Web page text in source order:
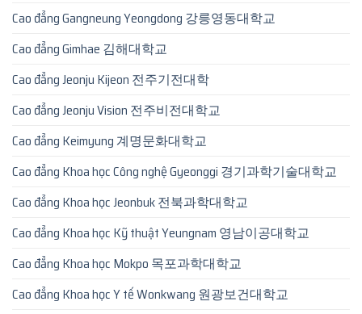
Cao đẳng Gangneung Yeongdong 강릉영동대학교
Cao đẳng Gimhae 김해대학교
Cao đẳng Jeonju Kijeon 전주기전대학
Cao đẳng Jeonju Vision 전주비전대학교
Cao đẳng Keimyung 계명문화대학교
Cao đẳng Khoa học Công nghệ Gyeonggi 경기과학기술대학교
Cao đẳng Khoa học Jeonbuk 전북과학대학교
Cao đẳng Khoa học Kỹ thuật Yeungnam 영남이공대학교
Cao đẳng Khoa học Mokpo 목포과학대학교
Cao đẳng Khoa học Y tế Wonkwang 원광보건대학교